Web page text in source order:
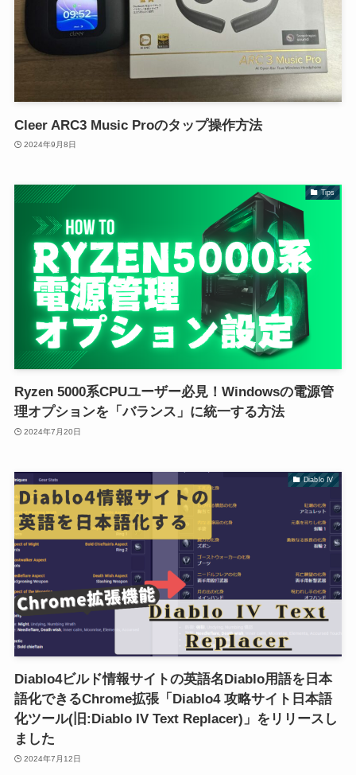
Cleer ARC3 Music Proのタップ操作方法
2024年9月8日
Tips
Ryzen 5000系CPUユーザー必見！Windowsの電源管
理オプションを「バランス」に統一する方法
2024年7月20日
Diablo IV
Diablo4ビルド情報サイトの英語名Diablo用語を日本
語化できるChrome拡張「Diablo4 攻略サイト日本語
化ツール(旧:Diablo IV Text Replacer)」をリリースし
ました
2024年7月12日